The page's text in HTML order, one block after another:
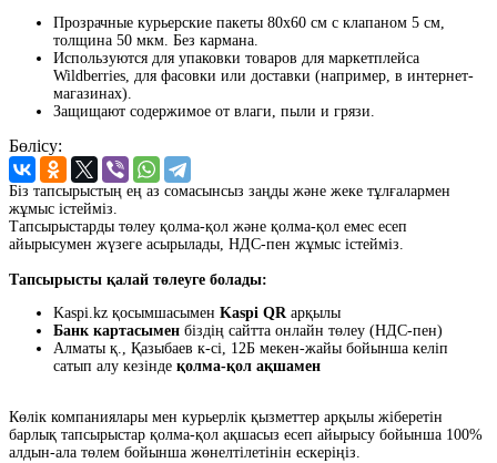
Прозрачные курьерские пакеты 80x60 см с клапаном 5 см,
толщина 50 мкм. Без кармана.
Используются для упаковки товаров для маркетплейса
Wildberries, для фасовки или доставки (например, в интернет-
магазинах).
Защищают содержимое от влаги, пыли и грязи.
Бөлісу:
Біз тапсырыстың ең аз сомасынсыз заңды және жеке тұлғалармен
жұмыс істейміз.
Тапсырыстарды төлеу қолма-қол және қолма-қол емес есеп
айырысумен жүзеге асырылады, НДС-пен жұмыс істейміз.
Тапсырысты қалай төлеуге болады:
Kaspi.kz қосымшасымен Kaspi QRарқылы
Банк картасымен біздің сайтта онлайн төлеу (НДС-пен)
Алматы қ., Қазыбаев к-сі, 12Б мекен-жайы бойынша келіп
сатып алу кезінде қолма-қол ақшамен
Көлік компаниялары мен курьерлік қызметтер арқылы жіберетін
барлық тапсырыстар қолма-қол ақшасыз есеп айырысу бойынша 100%
алдын-ала төлем бойынша жөнелтілетінін ескеріңіз.